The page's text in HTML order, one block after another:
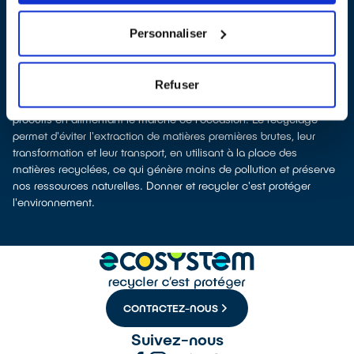
Personnaliser
Refuser
collectés afin que nous prenions en charge leur dépollution et
Recycler c’est protéger la santé, l'environnement et les
ressources naturelles
La production d’équipements électriques neufs est génératrice de
pollution et consommatrice de ressources naturelles. Donner
votre électroménager permet d’éviter la production de nouveaux
produits en alimentant le marché de l'occasion. Le recyclage
permet d'éviter l'extraction de matières premières brutes, leur
transformation et leur transport, en utilisant à la place des
matières recyclées, ce qui génère moins de pollution et préserve
nos ressources naturelles. Donner et recycler c'est protéger
l'environnement.
CONTACTEZ-NOUS
Suivez-nous